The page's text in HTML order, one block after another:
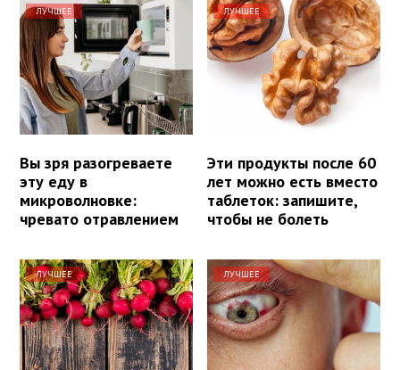
ЛУЧШЕЕ
Вы зря разогреваете
эту еду в
микроволновке:
чревато отравлением
ЛУЧШЕЕ
Эти продукты после 60
лет можно есть вместо
таблеток: запишите,
чтобы не болеть
ЛУЧШЕЕ ЛУЧШЕЕ